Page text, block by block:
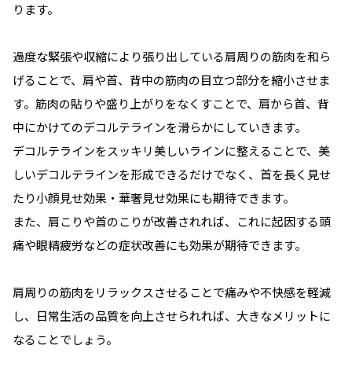
ります。
過度な緊張や収縮により張り出している肩周りの筋肉を和ら
げることで、肩や首、背中の筋肉の目立つ部分を縮小させま
す。筋肉の貼りや盛り上がりをなくすことで、肩から首、背
中にかけてのデコルテラインを滑らかにしていきます。
デコルテラインをスッキリ美しいラインに整えることで、美
しいデコルテラインを形成できるだけでなく、首を長く見せ
たり小顔見せ効果・華奢見せ効果にも期待できます。
また、肩こりや首のこりが改善されれば、これに起因する頭
痛や眼精疲労などの症状改善にも効果が期待できます。
肩周りの筋肉をリラックスさせることで痛みや不快感を軽減
し、日常生活の品質を向上させられれば、大きなメリットに
なることでしょう。